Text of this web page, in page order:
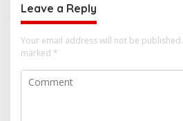
Leave a Reply
Your email address will not be published.
marked *